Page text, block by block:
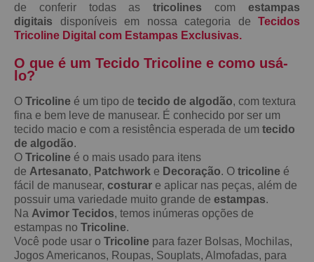
de conferir todas astricolinescomestampas
digitais disponíveis em nossa categoria de Tecidos
Tricoline Digital com Estampas Exclusivas.
O que é um Tecido Tricoline e como usá-
lo?
O Tricoline é um tipo de tecido de algodão, com textura
fina e bem leve de manusear. É conhecido por ser um
tecido macio e com a resistência esperada de um tecido
de algodão.
O Tricoline é o mais usado para itens
de Artesanato, Patchwork e Decoração. O tricoline é
fácil de manusear, costurar e aplicar nas peças, além de
possuir uma variedade muito grande de estampas.
Na Avimor Tecidos, temos inúmeras opções de
estampas no Tricoline.
Você pode usar o Tricoline para fazer Bolsas, Mochilas,
Jogos Americanos, Roupas, Souplats, Almofadas, para